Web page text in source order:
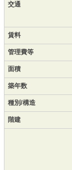
交通
賃料
管理費等
面積
築年数
種別/構造
階建